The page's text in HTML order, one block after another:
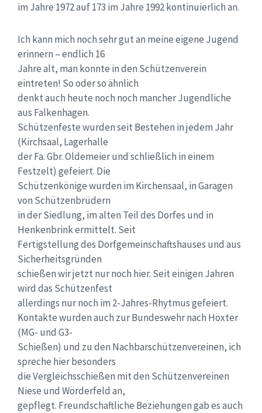
im Jahre 1972 auf 173 im Jahre 1992 kontinuierlich an.
Ich kann mich noch sehr gut an meine eigene Jugend
erinnern – endlich 16
Jahre alt, man konnte in den Schützenverein
eintreten! So oder so ähnlich
denkt auch heute noch noch mancher Jugendliche
aus Falkenhagen.
Schützenfeste wurden seit Bestehen in jedem Jahr
(Kirchsaal, Lagerhalle
der Fa. Gbr. Oldemeier und schließlich in einem
Festzelt) gefeiert. Die
Schützenkönige wurden im Kirchensaal, in Garagen
von Schützenbrüdern
in der Siedlung, im alten Teil des Dorfes und in
Henkenbrink ermittelt. Seit
Fertigstellung des Dorfgemeinschaftshauses und aus
Sicherheitsgründen
schießen wir jetzt nur noch hier. Seit einigen Jahren
wird das Schützenfest
allerdings nur noch im 2-Jahres-Rhytmus gefeiert.
Kontakte wurden auch zur Bundeswehr nach Höxter
(MG- und G3-
Schießen) und zu den Nachbarschützenvereinen, ich
spreche hier besonders
die Vergleichsschießen mit den Schützenvereinen
Niese und Wörderfeld an,
gepflegt. Freundschaftliche Beziehungen gab es auch